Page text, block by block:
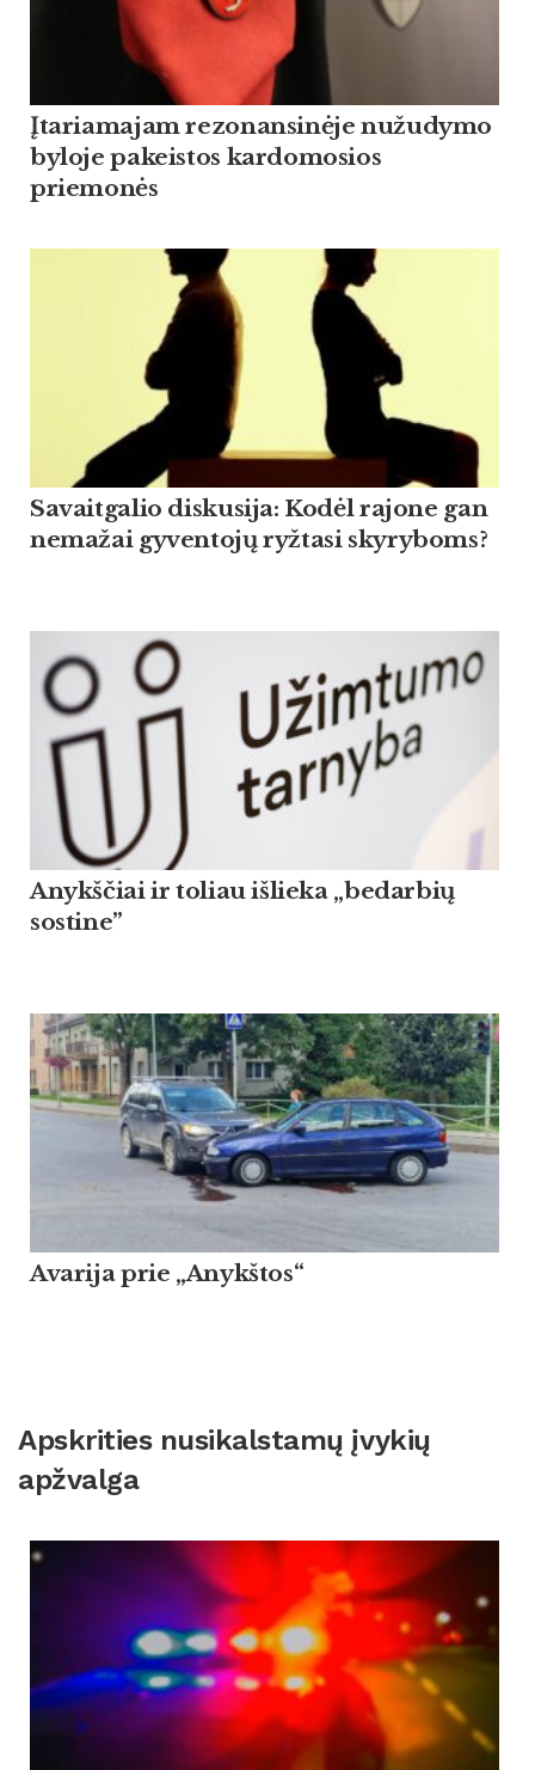
Įtariamajam rezonansinėje nužudymo
byloje pakeistos kardomosios
priemonės
Savaitgalio diskusija: Kodėl rajone gan
nemažai gyventojų ryžtasi skyryboms?
Anykščiai ir toliau išlieka „bedarbių
sostine”
Avarija prie „Anykštos“
Apskrities nusikalstamų įvykių
apžvalga